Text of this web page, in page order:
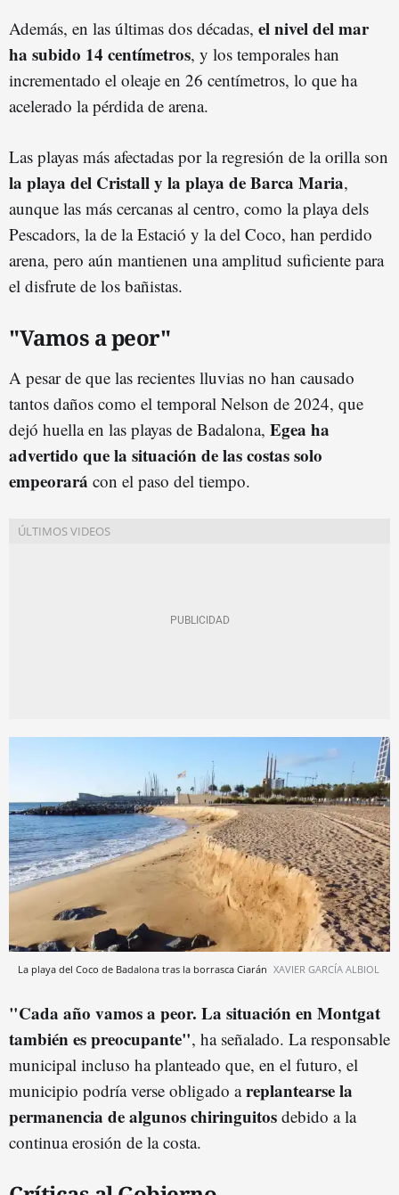
Además, en las últimas dos décadas, el nivel del mar
ha subido 14 centímetros, y los temporales han
incrementado el oleaje en 26 centímetros, lo que ha
acelerado la pérdida de arena.
Las playas más afectadas por la regresión de la orilla son
la playa del Cristall y la playa de Barca Maria,
aunque las más cercanas al centro, como la playa dels
Pescadors, la de la Estació y la del Coco, han perdido
arena, pero aún mantienen una amplitud suficiente para
el disfrute de los bañistas.
"Vamos a peor"
A pesar de que las recientes lluvias no han causado
tantos daños como el temporal Nelson de 2024, que
dejó huella en las playas de Badalona, Egea ha
advertido que la situación de las costas solo
empeorará con el paso del tiempo.
La playa del Coco de Badalona tras la borrasca Ciarán XAVIER GARCÍA ALBIOL
"Cada año vamos a peor. La situación en Montgat
también es preocupante", ha señalado. La responsable
municipal incluso ha planteado que, en el futuro, el
municipio podría verse obligado areplantearse la
permanencia de algunos chiringuitos debido a la
continua erosión de la costa.